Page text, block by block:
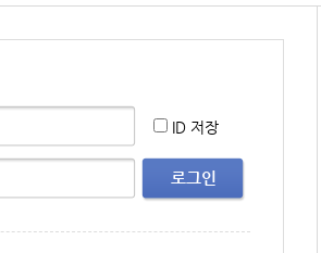
로그인
ID 저장